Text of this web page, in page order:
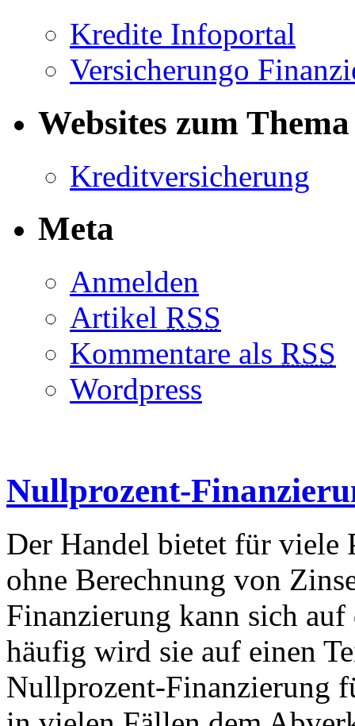
Kredite Infoportal
Versicherungo
Websites zum
Kreditversicherung
Meta
Anmelden
Artikel RSS
Kommentare als RSS
Wordpress
Nullprozent-
Der Handel bietet für viele
ohne Berechnung von
Finanzierung kann sich auf
häufig wird sie auf einen
Nullprozent-Finanzierung